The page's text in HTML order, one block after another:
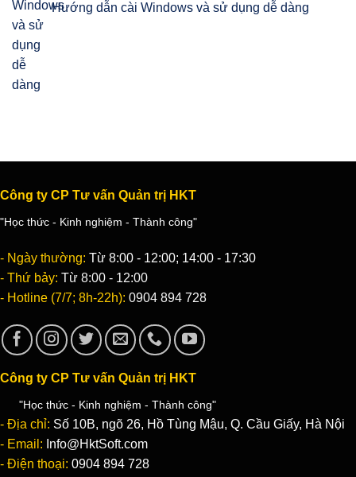
Hướng dẫn cài Windows và sử dụng dễ dàng
Công ty CP Tư vấn Quản trị HKT
"Học thức - Kinh nghiệm - Thành công"
- Ngày thường: Từ 8:00 - 12:00; 14:00 - 17:30
- Thứ bảy: Từ 8:00 - 12:00
- Hotline (7/7; 8h-22h): 0904 894 728
Công ty CP Tư vấn Quản trị HKT
"Học thức - Kinh nghiệm - Thành công"
- Địa chỉ: Số 10B, ngõ 26, Hồ Tùng Mậu, Q. Cầu Giấy, Hà Nội
- Email: Info@HktSoft.com
- Điện thoại: 0904 894 728